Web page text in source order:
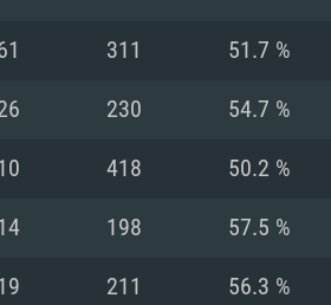
권장
운영체
프로세서
메모리:
은 지
권장
운영체제
프로세서
권장
운영체제
프로세서:
메모리: 16
311 51.7 %
230 54.7 %
418 50.2 %
198 57.5 %
211 56.3 %